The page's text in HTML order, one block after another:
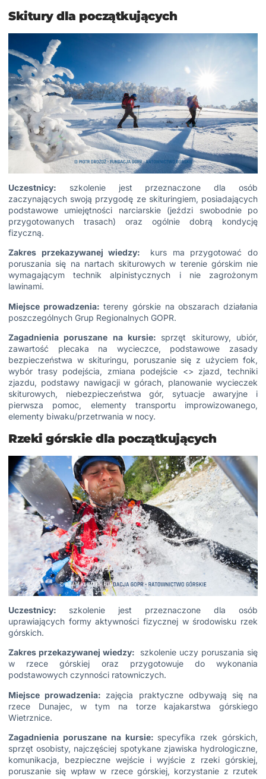
Skitury dla początkujących
Uczestnicy: szkolenie jest przeznaczone dla osób
zaczynających swoją przygodę ze skituringiem, posiadających
podstawowe umiejętności narciarskie (jeździ swobodnie po
przygotowanych trasach) oraz ogólnie dobrą kondycję
fizyczną.
Zakres przekazywanej wiedzy: kurs ma przygotować do
poruszania się na nartach skiturowych w terenie górskim nie
wymagającym technik alpinistycznych i nie zagrożonym
lawinami.
Miejsce prowadzenia: tereny górskie na obszarach działania
poszczególnych Grup Regionalnych GOPR.
Zagadnienia poruszane na kursie: sprzęt skiturowy, ubiór,
zawartość plecaka na wycieczce, podstawowe zasady
bezpieczeństwa w skituringu, poruszanie się z użyciem fok,
wybór trasy podejścia, zmiana podejście <> zjazd, techniki
zjazdu, podstawy nawigacji w górach, planowanie wycieczek
skiturowych, niebezpieczeństwa gór, sytuacje awaryjne i
pierwsza pomoc, elementy transportu improwizowanego,
elementy biwaku/przetrwania w nocy.
Rzeki górskie dla początkujących
Uczestnicy: szkolenie jest przeznaczone dla osób
uprawiających formy aktywności fizycznej w środowisku rzek
górskich.
Zakres przekazywanej wiedzy: szkolenie uczy poruszania się
w rzece górskiej oraz przygotowuje do wykonania
podstawowych czynności ratowniczych.
Miejsce prowadzenia: zajęcia praktyczne odbywają się na
rzece Dunajec, w tym na torze kajakarstwa górskiego
Wietrznice.
Zagadnienia poruszane na kursie: specyfika rzek górskich,
sprzęt osobisty, najczęściej spotykane zjawiska hydrologiczne,
komunikacja, bezpieczne wejście i wyjście z rzeki górskiej,
poruszanie się wpław w rzece górskiej, korzystanie z rzutek